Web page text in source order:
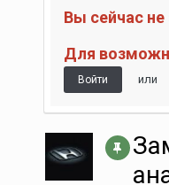
Вы сейчас
Для
Войти или